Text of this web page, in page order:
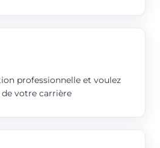
professionnelle et voulez
de votre carrière